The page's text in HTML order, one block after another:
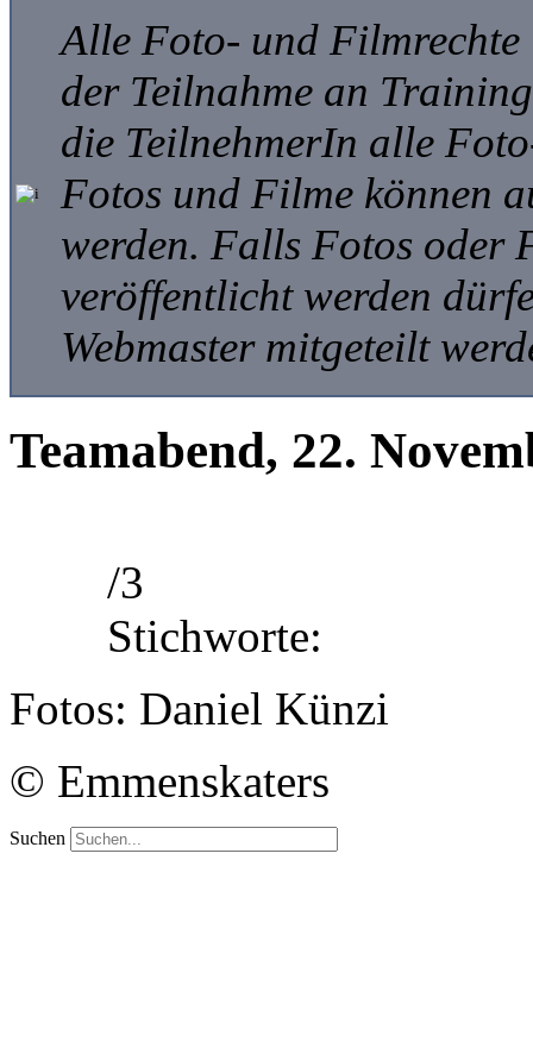
Alle Foto- und Filmrechte
der Teilnahme an
die TeilnehmerIn alle
Fotos und Filme können
werden. Falls Fotos oder
veröffentlicht werden
Webmaster mitgeteilt
Teamabend, 22.
/3
Stichworte:
Fotos: Daniel Künzi
© Emmenskaters
Suchen